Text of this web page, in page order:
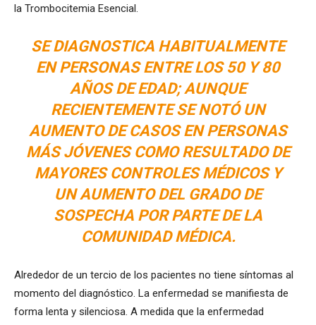
la Trombocitemia Esencial.
SE DIAGNOSTICA HABITUALMENTE
EN PERSONAS ENTRE LOS 50 Y 80
AÑOS DE EDAD; AUNQUE
RECIENTEMENTE SE NOTÓ UN
AUMENTO DE CASOS EN PERSONAS
MÁS JÓVENES COMO RESULTADO DE
MAYORES CONTROLES MÉDICOS Y
UN AUMENTO DEL GRADO DE
SOSPECHA POR PARTE DE LA
COMUNIDAD MÉDICA.
Alrededor de un tercio de los pacientes no tiene síntomas al
momento del diagnóstico. La enfermedad se manifiesta de
forma lenta y silenciosa. A medida que la enfermedad